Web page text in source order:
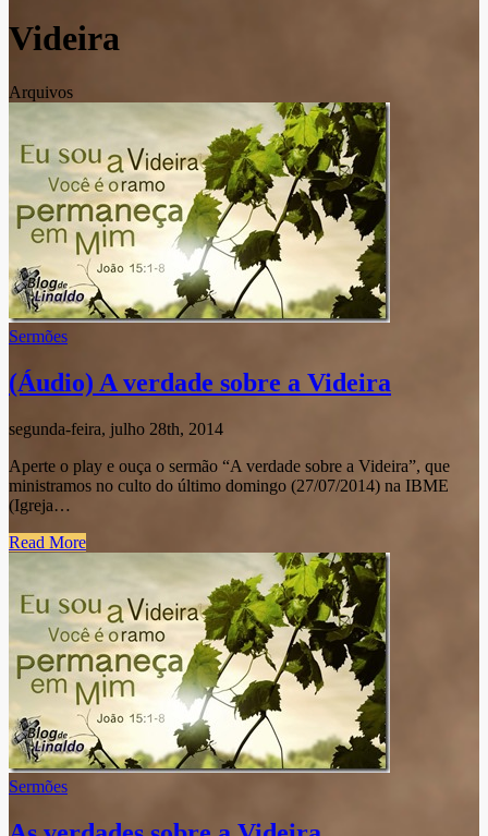
Videira
Arquivos
Sermões
(Áudio) A verdade sobre a Videira
segunda-feira, julho 28th, 2014
Aperte o play e ouça o sermão “A verdade sobre a Videira”, que
ministramos no culto do último domingo (27/07/2014) na IBME
(Igreja…
Read More
Sermões